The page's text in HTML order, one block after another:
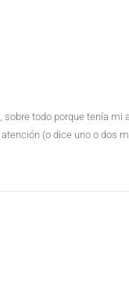
todo porque tenía
(o dice uno o dos